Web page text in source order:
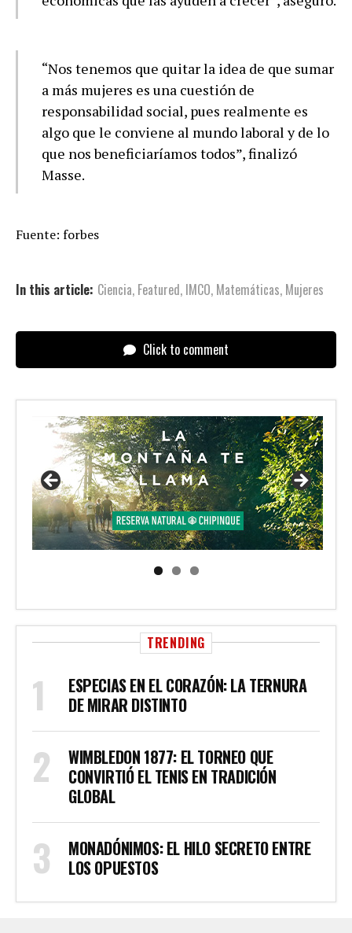
“Nos tenemos que quitar la idea de que sumar
a más mujeres es una cuestión de
responsabilidad social, pues realmente es
algo que le conviene al mundo laboral y de lo
que nos beneficiaríamos todos”, finalizó
Masse.
Fuente: forbes
In this article: Ciencia, Featured, IMCO, Matemáticas, Mujeres
Click to comment
TRENDING
ESPECIAS EN EL CORAZÓN: LA TERNURA
DE MIRAR DISTINTO
WIMBLEDON 1877: EL TORNEO QUE
CONVIRTIÓ EL TENIS EN TRADICIÓN
GLOBAL
MONADÓNIMOS: EL HILO SECRETO ENTRE
LOS OPUESTOS